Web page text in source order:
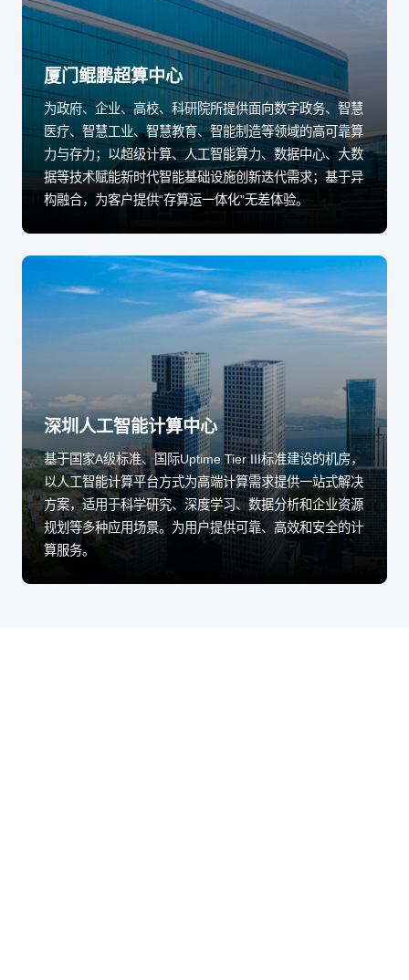
厦门鲲鹏超算中心
为政府、企业、高校、科研院所提供面向数字政务、智慧
医疗、智慧工业、智慧教育、智能制造等领域的高可靠算
力与存力；以超级计算、人工智能算力、数据中心、大数
据等技术赋能新时代智能基础设施创新迭代需求；基于异
构融合，为客户提供“存算运一体化”无差体验。
深圳人工智能计算中心
基于国家A级标准、国际Uptime Tier III标准建设的机房，
以人工智能计算平台方式为高端计算需求提供一站式解决
方案，适用于科学研究、深度学习、数据分析和企业资源
规划等多种应用场景。为用户提供可靠、高效和安全的计
算服务。